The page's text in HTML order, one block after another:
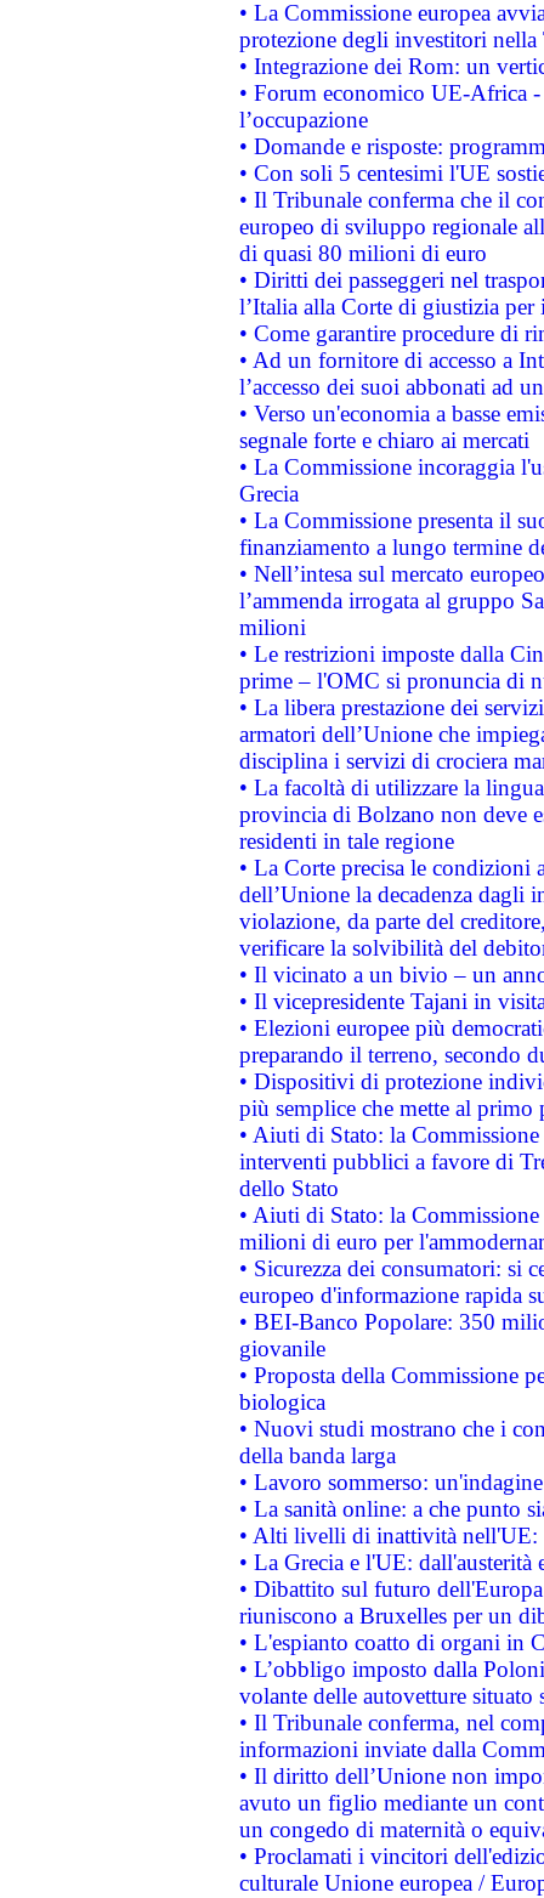
• La Commissione europea
protezione degli investitori
• Integrazione dei Rom: un
• Forum economico UE-Africa -
l’occupazione
• Domande e risposte:
• Con soli 5 centesimi l'UE
• Il Tribunale conferma che il
europeo di sviluppo regionale
di quasi 80 milioni di euro
• Diritti dei passeggeri nel
l’Italia alla Corte di giustizia
• Come garantire procedure di
• Ad un fornitore di accesso a
l’accesso dei suoi abbonati ad
• Verso un'economia a basse
segnale forte e chiaro ai mercati
• La Commissione incoraggia
Grecia
• La Commissione presenta il
finanziamento a lungo termine
• Nell’intesa sul mercato
l’ammenda irrogata al gruppo
milioni
• Le restrizioni imposte dalla
prime – l'OMC si pronuncia di
• La libera prestazione dei
armatori dell’Unione che
disciplina i servizi di crociera
• La facoltà di utilizzare la
provincia di Bolzano non deve
residenti in tale regione
• La Corte precisa le
dell’Unione la decadenza dagli
violazione, da parte del
verificare la solvibilità del
• Il vicinato a un bivio – un
• Il vicepresidente Tajani in
• Elezioni europee più
preparando il terreno, secondo
• Dispositivi di protezione
più semplice che mette al primo
• Aiuti di Stato: la
interventi pubblici a favore di
dello Stato
• Aiuti di Stato: la
milioni di euro per
• Sicurezza dei consumatori: si
europeo d'informazione rapida
• BEI-Banco Popolare: 350
giovanile
• Proposta della Commissione
biologica
• Nuovi studi mostrano che i
della banda larga
• Lavoro sommerso:
• La sanità online: a che punto
• Alti livelli di inattività nell'UE:
• La Grecia e l'UE: dall'austerità
• Dibattito sul futuro
riuniscono a Bruxelles per un
• L'espianto coatto di organi in
• L’obbligo imposto dalla
volante delle autovetture
• Il Tribunale conferma, nel
informazioni inviate dalla
• Il diritto dell’Unione non
avuto un figlio mediante un
un congedo di maternità o
• Proclamati i vincitori
culturale Unione europea /